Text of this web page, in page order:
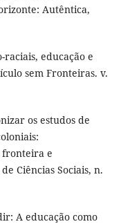
Autêntica,
raciais, educação e
sem Fronteiras. v.
os estudos de
fronteira e
Ciências Sociais, n.
A educação como